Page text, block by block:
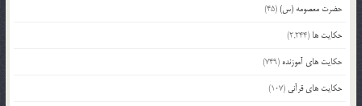
حضرت معصومه (س)(45)
حکایت ها (2,244)
حکایت های آموزنده (749)
حکایت های قرآنی (107)